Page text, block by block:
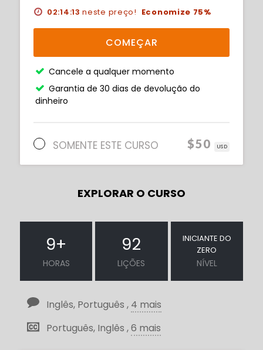
02:14:11 neste preço! Economize 75%
COMEÇAR
Cancele a qualquer momento
Garantia de 30 dias de devolução do
dinheiro
SOMENTE ESTE CURSO $50 USD
EXPLORAR O CURSO
9+
HORAS
92
LIÇÕES
INICIANTE DO
ZERO
NÍVEL
Inglês, Português , 4 mais
Português, Inglês ,6 mais